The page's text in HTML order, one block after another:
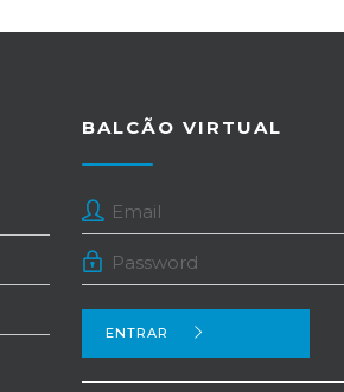
BALCÃO VIRTUAL
ENTRAR